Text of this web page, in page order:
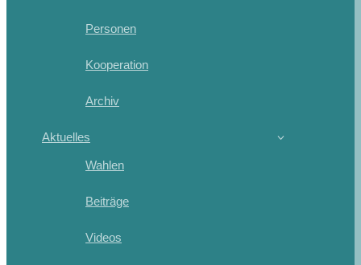
Personen
Kooperation
Archiv
Aktuelles
Wahlen
Beiträge
Videos